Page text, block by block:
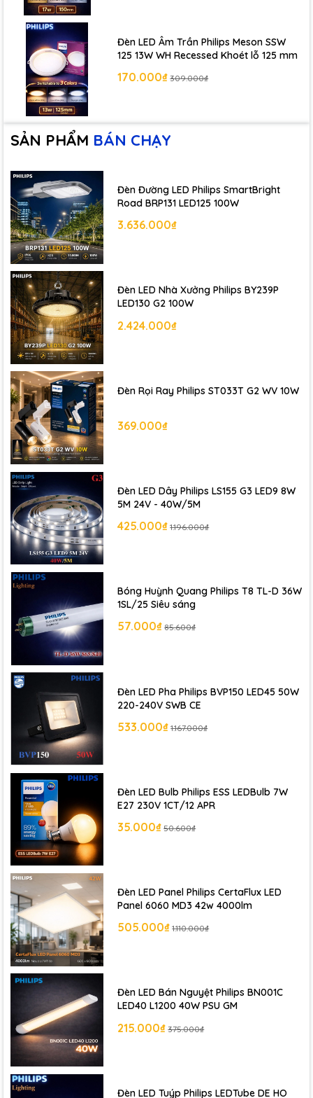
Đèn LED Âm Trần Philips Meson SSW
125 13W WH Recessed Khoét lỗ 125 mm
170.000₫ 309.000₫
SẢN PHẨM BÁN CHẠY
Đèn Đường LED Philips SmartBright
Road BRP131 LED125 100W
3.636.000₫
Đèn LED Nhà Xưởng Philips BY239P
LED130 G2 100W
2.424.000₫
Đèn Rọi Ray Philips ST033T G2 WV 10W
369.000₫
Đèn LED Dây Philips LS155 G3 LED9 8W
5M 24V - 40W/5M
425.000₫ 1.196.000₫
Bóng Huỳnh Quang Philips T8 TL-D 36W
1SL/25 Siêu sáng
57.000₫ 85.600₫
Đèn LED Pha Philips BVP150 LED45 50W
220-240V SWB CE
533.000₫ 1.167.000₫
Đèn LED Bulb Philips ESS LEDBulb 7W
E27 230V 1CT/12 APR
35.000₫ 50.600₫
Đèn LED Panel Philips CertaFlux LED
Panel 6060 MD3 42w 4000lm
505.000₫ 1.110.000₫
Đèn LED Bán Nguyệt Philips BN001C
LED40 L1200 40W PSU GM
215.000₫ 375.000₫
Đèn LED Tuýp Philips LEDTube DE HO